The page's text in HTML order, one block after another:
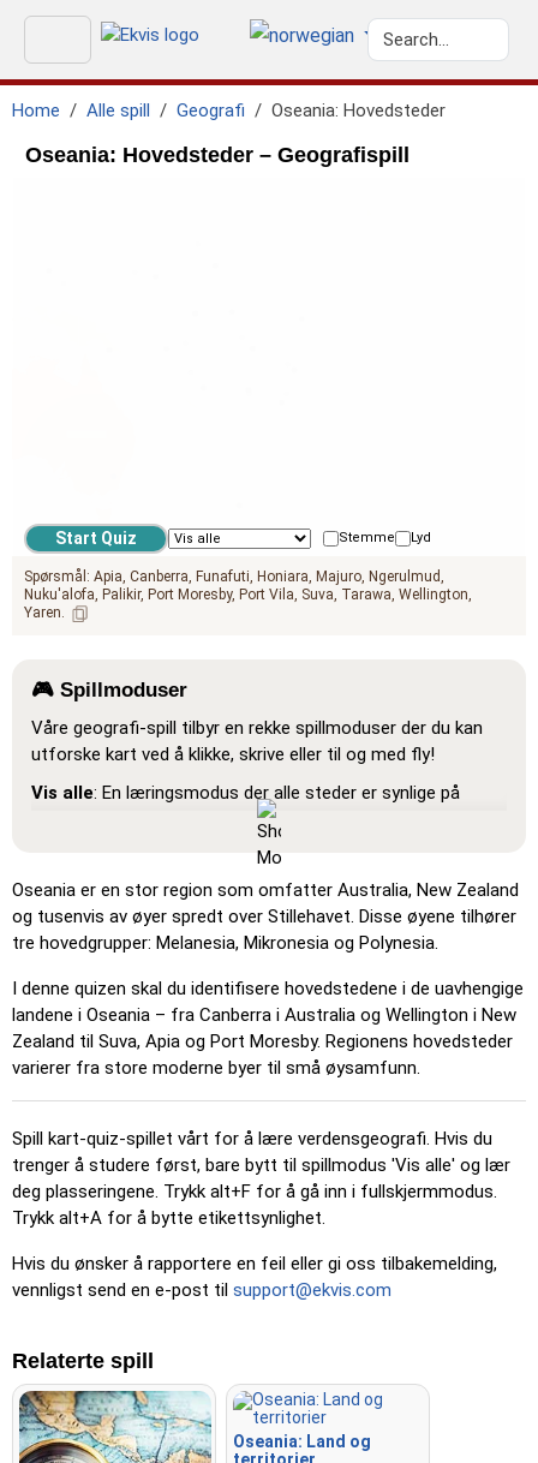
Home Alle spill Geografi Oseania: Hovedsteder
Oseania: Hovedsteder – Geografispill
Stemme Lyd
Spørsmål: Apia Canberra Funafuti Honiara Majuro Ngerulmud
Nuku'alofa Palikir Port Moresby Port Vila Suva Tarawa Wellington
Yaren
🎮 Spillmoduser
Våre geografi-spill tilbyr en rekke spillmoduser der du kan
utforske kart ved å klikke, skrive eller til og med fly!
Vis alle: En læringsmodus der alle steder er synlige på
kartet, slik at du kan studere og bli kjent med dem.
: Fungerer som 'Pin', men når du holder
musen over et sted, vises navnet.
Pin (enkelt): Ligner på 'Pin', men tre mulige steder blir
fremhevet for å gjøre valget enklere.
Pin: Klikk på det nøyaktige stedet du blir bedt om å finne.
Pin (vanskelig)
: Som 'Pin', men stedene går tilbake til sin
opprinnelige farge etter å ha blitt klikket.
Pin (flags) : Som 'Pin', men bare et flagg vises – ingen navn.
Flervalg: Velg riktig alternativ blant fire ved å klikke eller
trykke på tastene 1–4.
Skriv tilfeldig : Skriv inn stedsnavn i hvilken som helst
rekkefølge; de blir markert på kartet mens du går videre.
Fly: Bruk piltastene eller WASD for å styre, og trykk på
mellomromstasten for en fartsøkning.
Oseania er en stor region som omfatter Australia, New Zealand
og tusenvis av øyer spredt over Stillehavet. Disse øyene tilhører
tre hovedgrupper: Melanesia, Mikronesia og Polynesia.
I denne quizen skal du identifisere hovedstedene i de uavhengige
landene i Oseania – fra Canberra i Australia og Wellington i New
Zealand til Suva, Apia og Port Moresby. Regionens hovedsteder
varierer fra store moderne byer til små øysamfunn.
Spill kart-quiz-spillet vårt for å lære verdensgeografi. Hvis du
trenger å studere først, bare bytt til spillmodus 'Vis alle' og lær
deg plasseringene. Trykk alt+F for å gå inn i fullskjermmodus.
Trykk alt+A for å bytte etikettsynlighet.
Hvis du ønsker å rapportere en feil eller gi oss tilbakemelding,
vennligst send en e-post til support@ekvis.com
Relaterte spill
Oseania: Land og
territorier